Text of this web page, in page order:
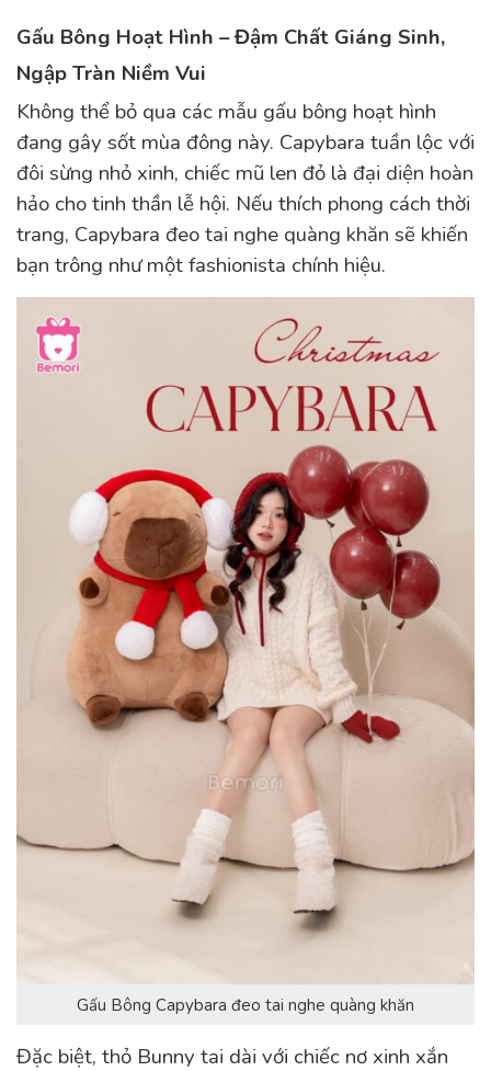
Gấu Bông Hoạt Hình – Đậm Chất Giáng Sinh,
Ngập Tràn Niềm Vui
Không thể bỏ qua các mẫu gấu bông hoạt hình
đang gây sốt mùa đông này. Capybara tuần lộc với
đôi sừng nhỏ xinh, chiếc mũ len đỏ là đại diện hoàn
hảo cho tinh thần lễ hội. Nếu thích phong cách thời
trang, Capybara đeo tai nghe quàng khăn sẽ khiến
bạn trông như một fashionista chính hiệu.
Gấu Bông Capybara đeo tai nghe quàng khăn
Đặc biệt, thỏ Bunny tai dài với chiếc nơ xinh xắn